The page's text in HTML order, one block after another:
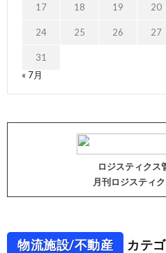
17 18 19 20
24 25 26 27
31
« 7月
ロジスティクス
月刊ロジスティ
物流施設/不動産 カテ